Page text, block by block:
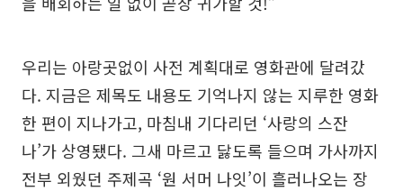
우리는 아랑곳없이 사전 계획대로 영화관에 달려갔
다. 지금은 제목도 내용도 기억나지 않는 지루한 영화
한 편이 지나가고, 마침내 기다리던 ‘사랑의 스잔
나’가 상영됐다. 그새 마르고 닳도록 들으며 가사까지
전부 외웠던 주제곡 ‘원 서머 나잇’이 흘러나오는 장